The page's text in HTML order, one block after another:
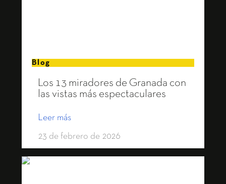
Blog
Los 13 miradores de Granada con
las vistas más espectaculares
Leer más
23 de febrero de 2026